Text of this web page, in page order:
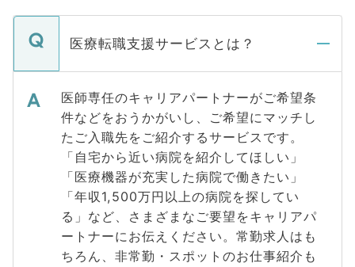
医療転職支援サービスとは？
医師専任のキャリアパートナーがご希望条
件などをおうかがいし、ご希望にマッチし
たご入職先をご紹介するサービスです。
「自宅から近い病院を紹介してほしい」
「医療機器が充実した病院で働きたい」
「年収1,500万円以上の病院を探してい
る」など、さまざまなご要望をキャリアパ
ートナーにお伝えください。常勤求人はも
ちろん、非常勤・スポットのお仕事紹介も